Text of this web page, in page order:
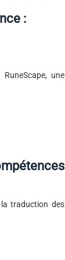
:
une
traduction des